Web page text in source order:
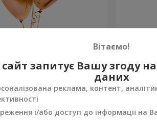
hearts”
Замовити
15
Вітаємо!
запитує Вашу згоду
даних
реклама, контент,
і/або доступ до інформації на